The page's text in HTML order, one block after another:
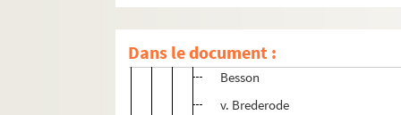
Dans le document :
v. d. Berghe
Besson
v. Brederode